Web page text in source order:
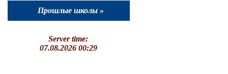
Прошлые школы »
Server time:
07.08.2026 00:29